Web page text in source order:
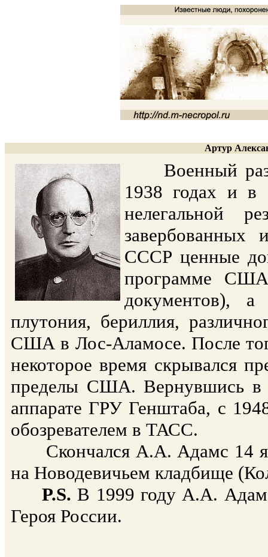
Артур
Военный
1938 годах и в
нелегальной
СССР ценные
программе
документов),
плутония, бериллия,
США в Лос-Аламосе. После
некоторое время скрывался
пределы США. Вернувшись в
аппарате ГРУ Генштаба, с
обозревателем в ТАСС.
Скончался А.А. Адамс 14
на Новодевичьем кладбище
P.S. В 1999 году А.А.
Героя России.